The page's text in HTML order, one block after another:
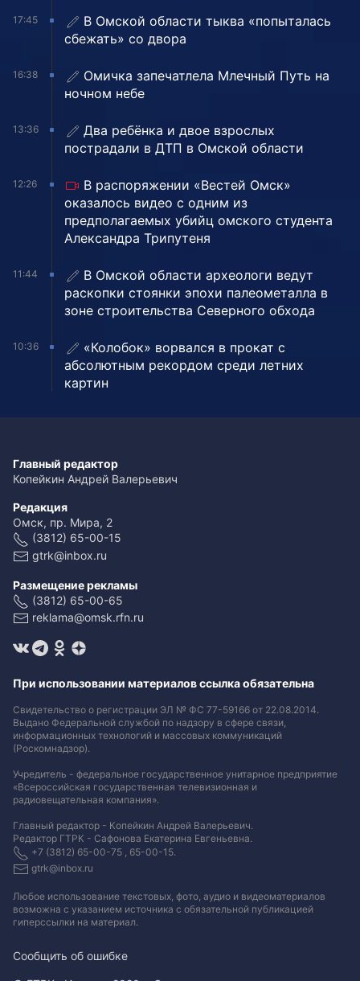
17:45
В Омской области тыква «попыталась
сбежать» со двора
16:38
Омичка запечатлела Млечный Путь на
ночном небе
13:36
Два ребёнка и двое взрослых
пострадали в ДТП в Омской области
12:26
В распоряжении «Вестей Омск»
оказалось видео с одним из
предполагаемых убийц омского студента
Александра Трипутеня
11:44
В Омской области археологи ведут
раскопки стоянки эпохи палеометалла в
зоне строительства Северного обхода
10:36
«Колобок» ворвался в прокат с
абсолютным рекордом среди летних
картин
Главный редактор
Копейкин Андрей Валерьевич
Редакция
Омск, пр. Мира, 2
(3812) 65-00-15
gtrk@inbox.ru
Размещение рекламы
(3812) 65-00-65
reklama@omsk.rfn.ru
При использовании материалов ссылка обязательна
Свидетельство о регистрации ЭЛ № ФС 77-59166 от 22.08.2014.
Выдано Федеральной службой по надзору в сфере связи,
информационных технологий и массовых коммуникаций
(Роскомнадзор).
Учредитель - федеральное государственное унитарное предприятие
«Всероссийская государственная телевизионная и
радиовещательная компания».
Главный редактор - Копейкин Андрей Валерьевич.
Редактор ГТРК - Сафонова Екатерина Евгеньевна.
+7 (3812) 65-00-75 , 65-00-15.
gtrk@inbox.ru
Любое использование текстовых, фото, аудио и видеоматериалов
возможна с указанием источника с обязательной публикацией
гиперссылки на материал.
Сообщить об ошибке